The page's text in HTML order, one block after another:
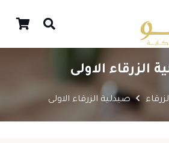
الزرقاء الاولى
صيدلية الزرقاء الاولى